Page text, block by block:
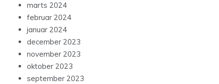
marts 2024
februar 2024
januar 2024
december 2023
november 2023
oktober 2023
september 2023